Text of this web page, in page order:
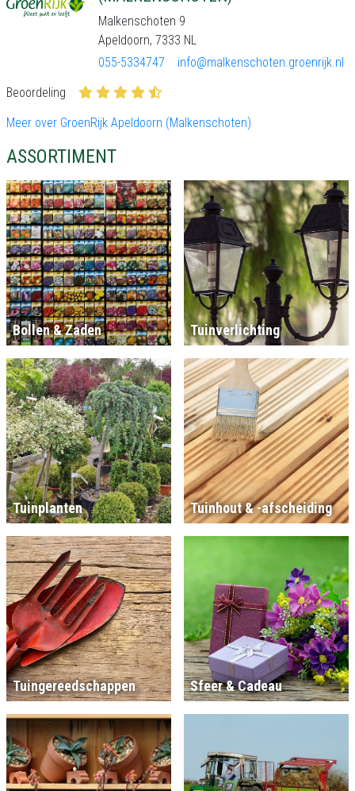
Malkenschoten 9
Apeldoorn, 7333 NL
055-5334747
info@malkenschoten.groenrijk.nl
Beoordeling
Meer over GroenRijk Apeldoorn (Malkenschoten)
ASSORTIMENT
Bollen & Zaden Tuinverlichting
Tuinplanten Tuinhout & -afscheiding
Tuingereedschappen Sfeer & Cadeau